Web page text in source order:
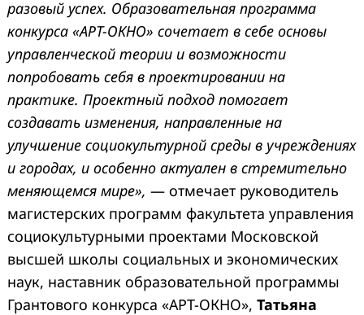
разовый успех. Образовательная программа
конкурса «АРТ-ОКНО» сочетает в себе основы
управленческой теории и возможности
попробовать себя в проектировании на
практике. Проектный подход помогает
создавать изменения, направленные на
улучшение социокультурной среды в учреждениях
и городах, и особенно актуален в стремительно
меняющемся мире», — отмечает руководитель
магистерских программ факультета управления
социокультурными проектами Московской
высшей школы социальных и экономических
наук, наставник образовательной программы
Грантового конкурса «АРТ-ОКНО», Татьяна